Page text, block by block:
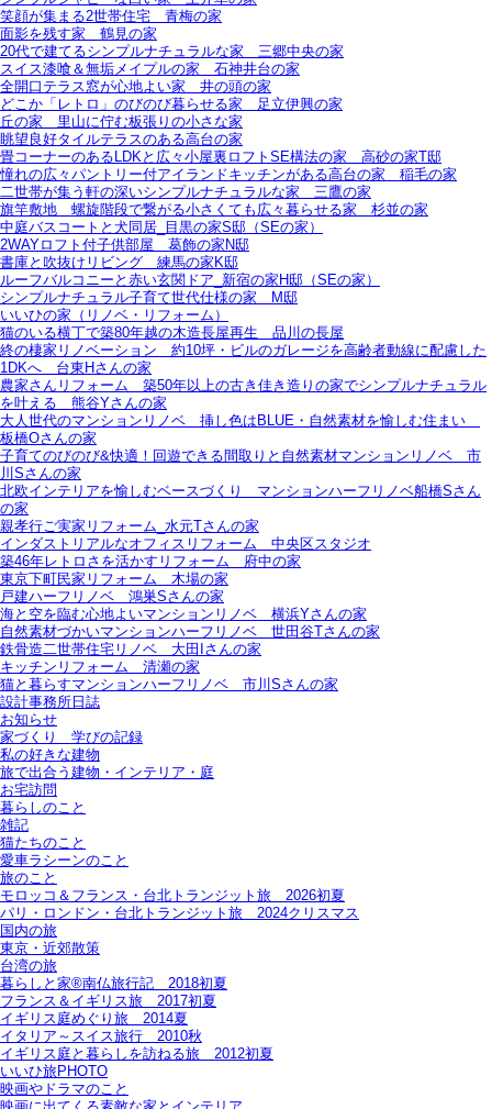
笑顔が集まる2世帯住宅＿青梅の家
面影を残す家＿鶴見の家
20代で建てるシンプルナチュラルな家＿三郷中央の家
スイス漆喰＆無垢メイプルの家＿石神井台の家
全開口テラス窓が心地よい家＿井の頭の家
どこか「レトロ」のびのび暮らせる家＿足立伊興の家
丘の家＿里山に佇む板張りの小さな家
眺望良好タイルテラスのある高台の家
畳コーナーのあるLDKと広々小屋裏ロフトSE構法の家＿高砂の家T邸
憧れの広々パントリー付アイランドキッチンがある高台の家＿稲毛の家
二世帯が集う軒の深いシンプルナチュラルな家＿三鷹の家
旗竿敷地＿螺旋階段で繋がる小さくても広々暮らせる家＿杉並の家
中庭バスコートと犬同居_目黒の家S邸（SEの家）
2WAYロフト付子供部屋＿葛飾の家N邸
書庫と吹抜けリビング 練馬の家K邸
ルーフバルコニーと赤い玄関ドア_新宿の家H邸（SEの家）
シンプルナチュラル子育て世代仕様の家 M邸
いいひの家（リノベ・リフォーム）
猫のいる横丁で築80年越の木造長屋再生＿品川の長屋
終の棲家リノベーション＿約10坪・ビルのガレージを高齢者動線に配慮した
1DKへ＿台東Hさんの家
農家さんリフォーム＿築50年以上の古き佳き造りの家でシンプルナチュラル
を叶える＿熊谷Yさんの家
大人世代のマンションリノベ＿挿し色はBLUE・自然素材を愉しむ住まい＿
板橋Oさんの家
子育てのびのび&快適！回遊できる間取りと自然素材マンションリノベ＿市
川Sさんの家
北欧インテリアを愉しむベースづくり＿マンションハーフリノベ船橋Sさん
の家
親孝行ご実家リフォーム_水元Tさんの家
インダストリアルなオフィスリフォーム＿中央区スタジオ
築46年レトロさを活かすリフォーム＿府中の家
東京下町民家リフォーム＿木場の家
戸建ハーフリノベ＿鴻巣Sさんの家
海と空を臨む心地よいマンションリノベ＿横浜Yさんの家
自然素材づかいマンションハーフリノベ＿世田谷Tさんの家
鉄骨造二世帯住宅リノベ＿大田Iさんの家
キッチンリフォーム＿清瀬の家
猫と暮らすマンションハーフリノベ＿市川Sさんの家
設計事務所日誌
お知らせ
家づくり 学びの記録
私の好きな建物
旅で出合う建物・インテリア・庭
お宅訪問
暮らしのこと
雑記
猫たちのこと
愛車ラシーンのこと
旅のこと
モロッコ＆フランス・台北トランジット旅＿2026初夏
パリ・ロンドン・台北トランジット旅＿2024クリスマス
国内の旅
東京・近郊散策
台湾の旅
暮らしと家®南仏旅行記＿2018初夏
フランス＆イギリス旅＿2017初夏
イギリス庭めぐり旅＿2014夏
イタリア～スイス旅行 2010秋
イギリス庭と暮らしを訪ねる旅＿2012初夏
いいひ旅PHOTO
映画やドラマのこと